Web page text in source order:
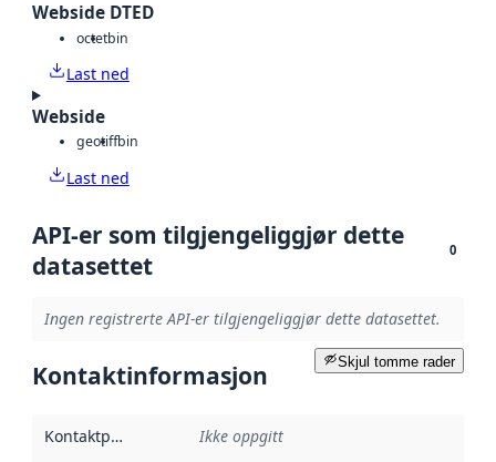
Webside DTED
octetbin
Last ned
Webside
geotiffbin
Last ned
API-er som tilgjengeliggjør dette
datasettet
0
Ingen registrerte API-er tilgjengeliggjør dette datasettet.
Skjul tomme rader
Kontaktinformasjon
Kontaktpunkt Ikke oppgitt